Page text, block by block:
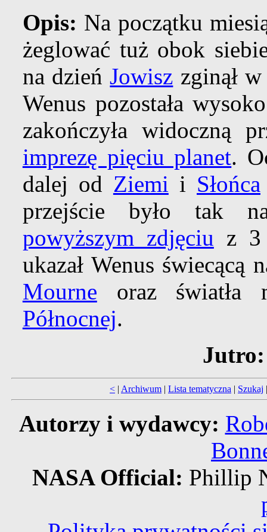
Opis: Na początku
żeglować tuż obok
na dzieńJowisz zginął
Wenus pozostała
zakończyła widoczną
imprezę pięciu planet.
dalej od Ziemi i Słońca
przejście było tak
powyższym zdjęciu z 3
ukazał Wenus
Mourne oraz światła
Północnej.
Jutro:
< | Archiwum | Lista tematyczna | Szukaj
Autorzy i wydawcy:
NASA Official: Phillip